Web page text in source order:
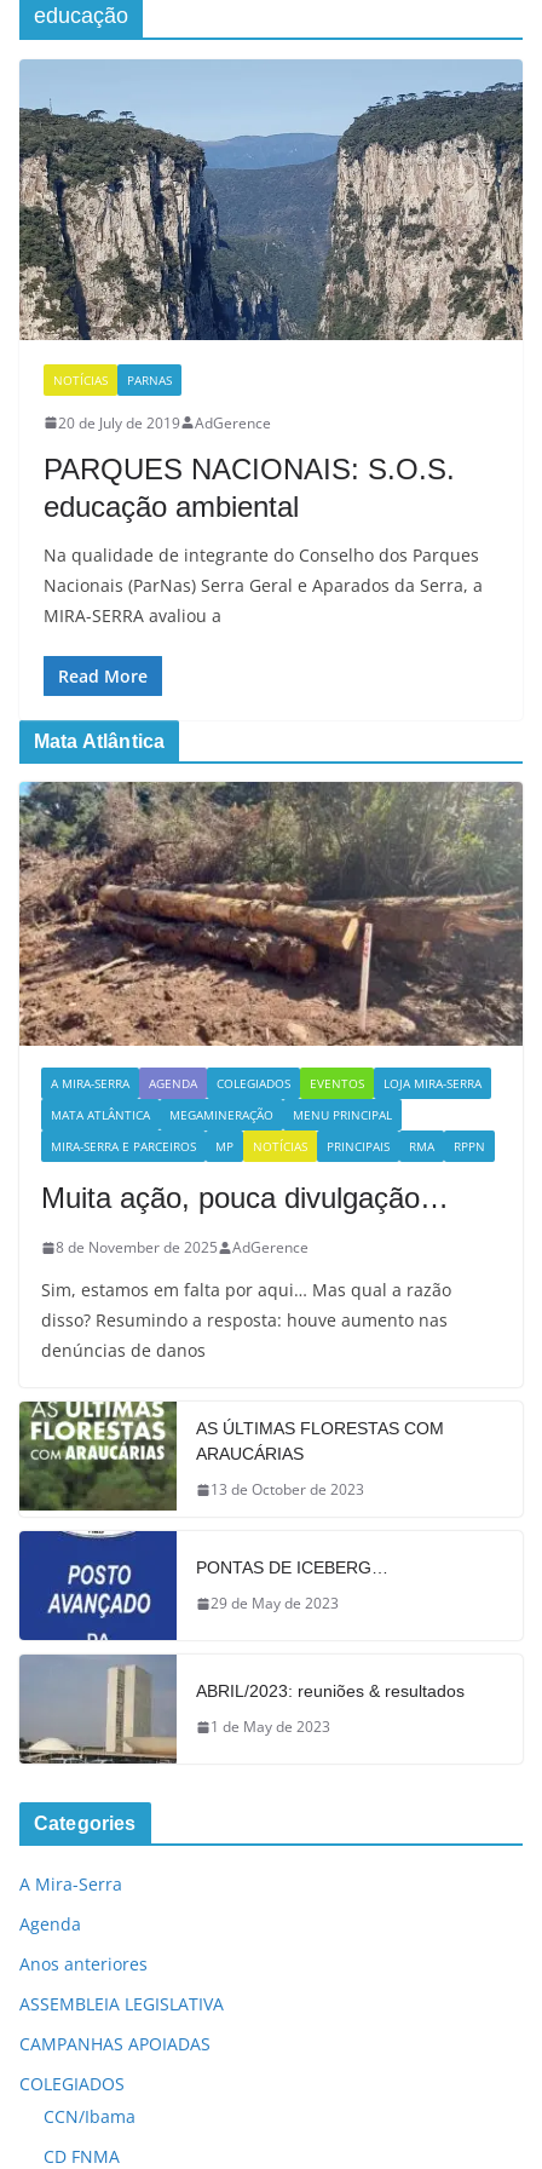
educação
NOTÍCIAS PARNAS
20 de July de 2019 AdGerence
PARQUES NACIONAIS: S.O.S.
educação ambiental
Na qualidade de integrante do Conselho dos Parques
Nacionais (ParNas) Serra Geral e Aparados da Serra, a
MIRA-SERRA avaliou a
Read More
Mata Atlântica
A MIRA-SERRA AGENDA COLEGIADOS EVENTOS
LOJA MIRA-SERRA
MATA ATLÂNTICA
MEGAMINERAÇÃO
MENU PRINCIPAL
MIRA-SERRA E PARCEIROS
MP NOTÍCIAS PRINCIPAIS RMA RPPN
Muita ação, pouca divulgação…
8 de November de 2025 AdGerence
Sim, estamos em falta por aqui… Mas qual a razão
disso? Resumindo a resposta: houve aumento nas
denúncias de danos
AS ÚLTIMAS FLORESTAS COM
ARAUCÁRIAS
13 de October de 2023
PONTAS DE ICEBERG…
29 de May de 2023
ABRIL/2023: reuniões & resultados
1 de May de 2023
Categories
A Mira-Serra
Agenda
Anos anteriores
ASSEMBLEIA LEGISLATIVA
CAMPANHAS APOIADAS
COLEGIADOS
CCN/Ibama
CD FNMA